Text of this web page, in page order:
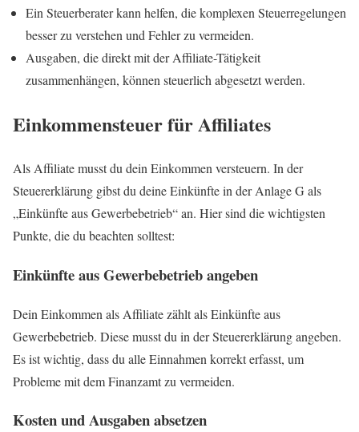
Ein Steuerberater kann helfen, die komplexen Steuerregelungen
besser zu verstehen und Fehler zu vermeiden.
Ausgaben, die direkt mit der Affiliate-Tätigkeit
zusammenhängen, können steuerlich abgesetzt werden.
Einkommensteuer für Affiliates
Als Affiliate musst du dein Einkommen versteuern. In der
Steuererklärung gibst du deine Einkünfte in der Anlage G als
„Einkünfte aus Gewerbebetrieb“ an. Hier sind die wichtigsten
Punkte, die du beachten solltest:
Einkünfte aus Gewerbebetrieb angeben
Dein Einkommen als Affiliate zählt als Einkünfte aus
Gewerbebetrieb. Diese musst du in der Steuererklärung angeben.
Es ist wichtig, dass du alle Einnahmen korrekt erfasst, um
Probleme mit dem Finanzamt zu vermeiden.
Kosten und Ausgaben absetzen